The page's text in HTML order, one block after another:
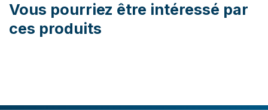
Vous pourriez être intéressé par
ces produits